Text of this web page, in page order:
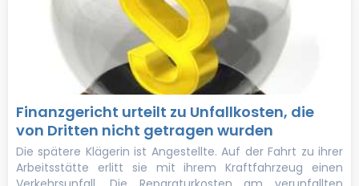
Finanzgericht urteilt zu Unfallkosten, die
von Dritten nicht getragen wurden
Die spätere Klägerin ist Angestellte. Auf der Fahrt zu ihrer
Arbeitsstätte erlitt sie mit ihrem Kraftfahrzeug einen